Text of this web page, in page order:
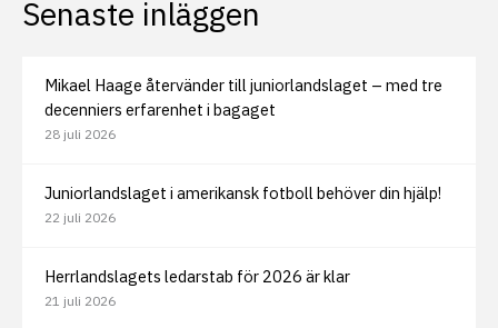
Senaste inläggen
Mikael Haage återvänder till juniorlandslaget – med tre
decenniers erfarenhet i bagaget
28 juli 2026
Juniorlandslaget i amerikansk fotboll behöver din hjälp!
22 juli 2026
Herrlandslagets ledarstab för 2026 är klar
21 juli 2026